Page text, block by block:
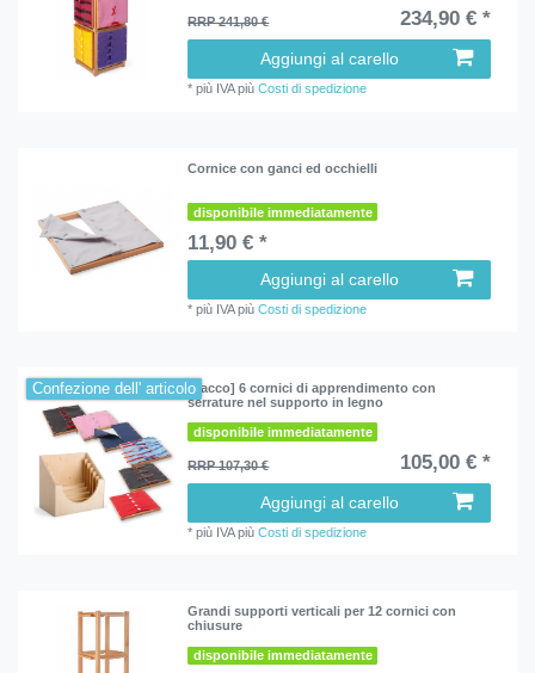
RRP 241,80 € 234,90 € *
Aggiungi al carello
*più IVApiùCosti di spedizione
Cornice con ganci ed occhielli
disponibile immediatamente
11,90 € *
Aggiungi al carello
*più IVApiùCosti di spedizione
Confezione dell' articolo[Pacco] 6 cornici di apprendimento con
serrature nel supporto in legno
disponibile immediatamente
RRP 107,30 € 105,00 € *
Aggiungi al carello
*più IVApiùCosti di spedizione
Grandi supporti verticali per 12 cornici con
chiusure
disponibile immediatamente